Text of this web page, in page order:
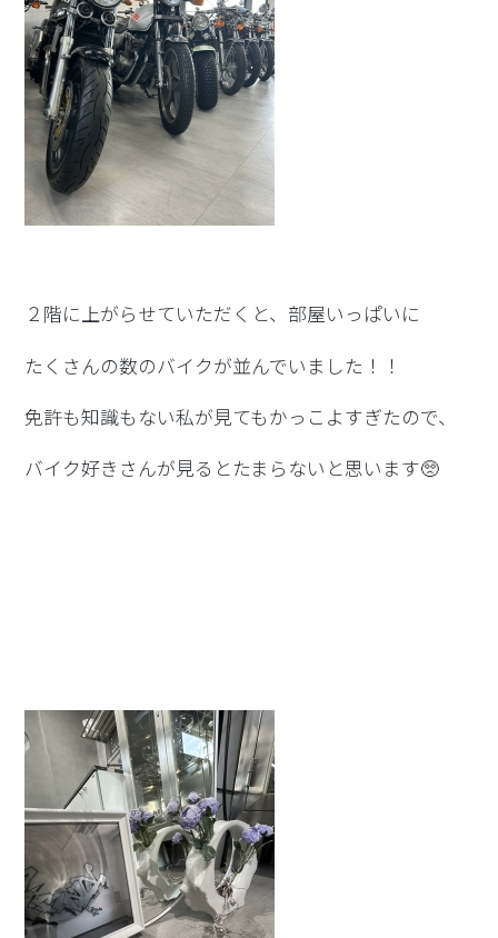
２階に上がらせていただくと、部屋いっぱいに
たくさんの数のバイクが並んでいました！！
免許も知識もない私が見てもかっこよすぎたので、
バイク好きさんが見るとたまらないと思います🥺